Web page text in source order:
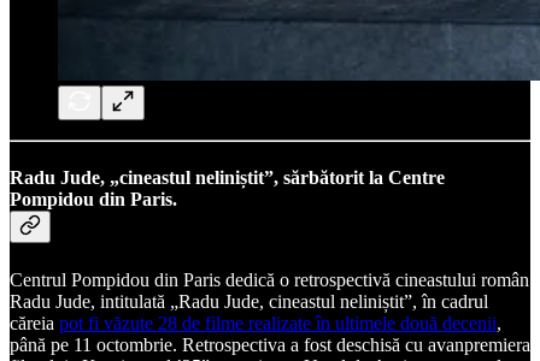
Radu Jude, „cineastul neliniștit”, sărbătorit la Centre
Pompidou din Paris.
Centrul Pompidou din Paris dedică o retrospectivă cineastului român
Radu Jude, intitulată „Radu Jude, cineastul neliniștit”, în cadrul
căreia pot fi văzute 28 de filme realizate în ultimele două decenii,
până pe 11 octombrie. Retrospectiva a fost deschisă cu avanpremiera